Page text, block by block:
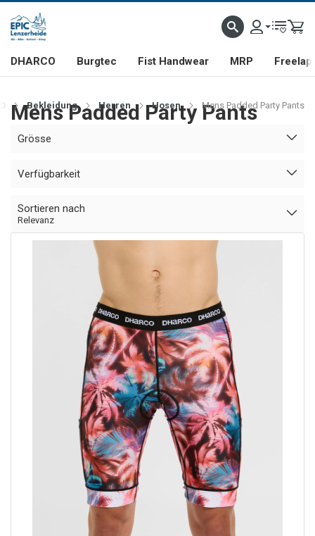
DHARCO Burgtec Fist Handwear MRP Freelap
Bekleidung Herren Hosen Mens Padded Party Pants
Mens Padded Party Pants
Grösse
Verfügbarkeit
Sortieren nach
Relevanz